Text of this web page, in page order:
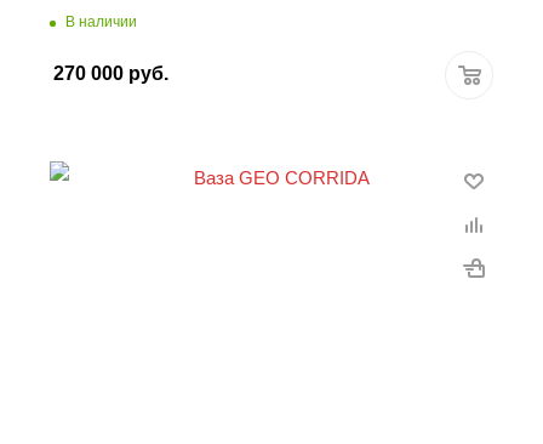
В наличии
270 000 руб.